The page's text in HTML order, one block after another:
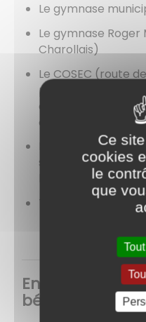
Le gymnase
Le gymnase
Charollais)
Le COSEC (route
propriété du
de football et
d’escalade et des
Le complexe des
stades de football
boulodrome
Trois terrains de
En accès libre,
bénéficient :
Ce
cookies
le
que